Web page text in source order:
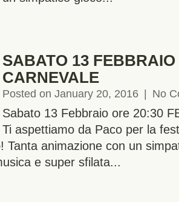
SABATO 13 FEBBRAIO
CARNEVALE
Posted on January 20, 2016 No
Sabato 13 Febbraio ore 20:30
Ti aspettiamo da Paco per la
Tanta animazione con un
e super sfilata...